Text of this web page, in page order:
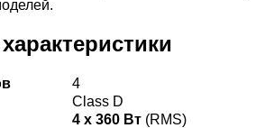
4
Class D
4 x 360 Вт (RMS)